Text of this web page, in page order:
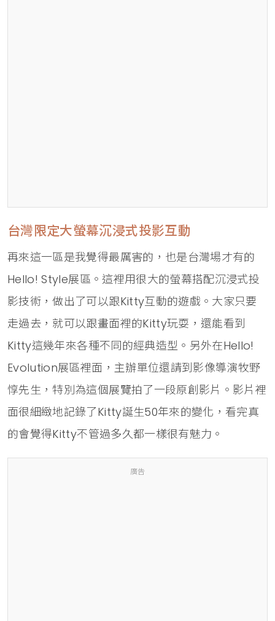
台灣限定大螢幕沉浸式投影互動
再來這一區是我覺得最厲害的，也是台灣場才有的
Hello! Style展區。這裡用很大的螢幕搭配沉浸式投
影技術，做出了可以跟Kitty互動的遊戲。大家只要
走過去，就可以跟畫面裡的Kitty玩耍，還能看到
Kitty這幾年來各種不同的經典造型。另外在Hello!
Evolution展區裡面，主辦單位還請到影像導演牧野
惇先生，特別為這個展覽拍了一段原創影片。影片裡
面很細緻地記錄了Kitty誕生50年來的變化，看完真
的會覺得Kitty不管過多久都一樣很有魅力。
廣告